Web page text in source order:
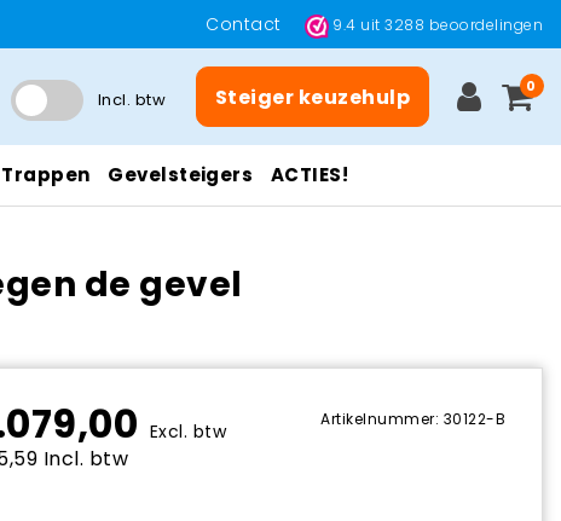
Contact 9.4 uit3288 beoordelingen
Incl. btw Steiger keuzehulp 0
Trappen Gevelsteigers ACTIES!
de gevel
Excl. btw
Incl. btw
Artikelnummer: 30122-B